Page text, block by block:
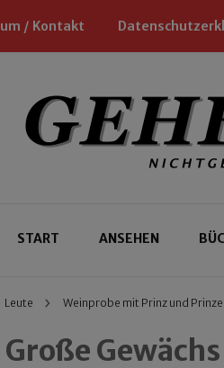
/ Kontakt
START ANSEHEN
Leute Weinprobe mit Prinz und
Große